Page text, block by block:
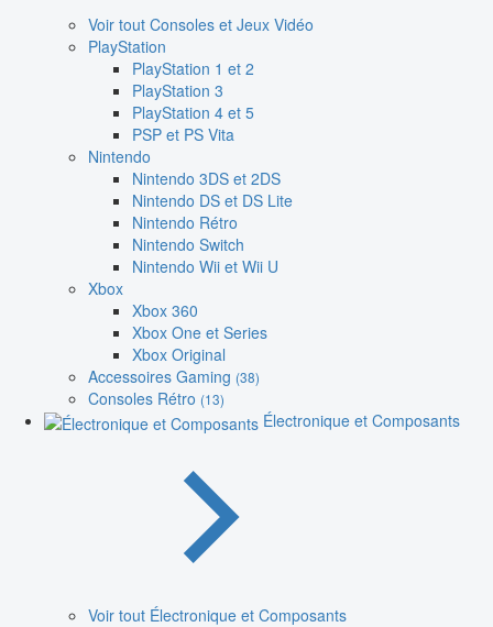
Voir tout Consoles et Jeux Vidéo
PlayStation
PlayStation 1 et 2
PlayStation 3
PlayStation 4 et 5
PSP et PS Vita
Nintendo
Nintendo 3DS et 2DS
Nintendo DS et DS Lite
Nintendo Rétro
Nintendo Switch
Nintendo Wii et Wii U
Xbox
Xbox 360
Xbox One et Series
Xbox Original
Accessoires Gaming (38)
Consoles Rétro (13)
Électronique et Composants
Voir tout Électronique et Composants